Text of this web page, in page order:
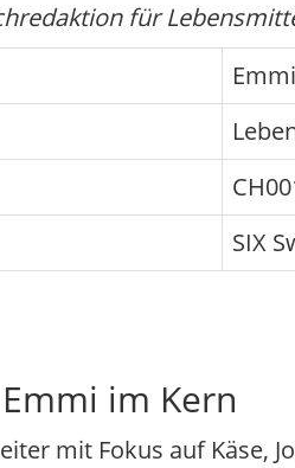
für
SIX
im Kern
mit Fokus auf Käse,